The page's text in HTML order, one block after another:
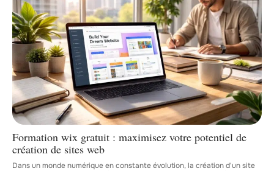
Formation wix gratuit : maximisez votre potentiel de
création de sites web
Dans un monde numérique en constante évolution, la création d'un site